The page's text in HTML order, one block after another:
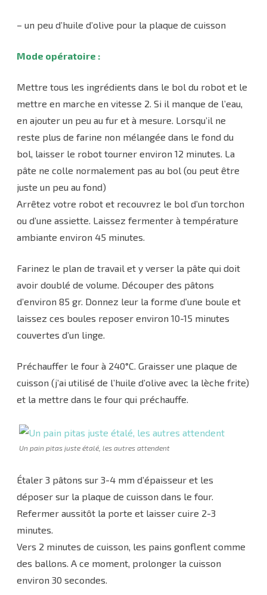
– un peu d’huile d’olive pour la plaque de cuisson
Mode opératoire :
Mettre tous les ingrédients dans le bol du robot et le
mettre en marche en vitesse 2. Si il manque de l’eau,
en ajouter un peu au fur et à mesure. Lorsqu’il ne
reste plus de farine non mélangée dans le fond du
bol, laisser le robot tourner environ 12 minutes. La
pâte ne colle normalement pas au bol (ou peut être
juste un peu au fond)
Arrêtez votre robot et recouvrez le bol d’un torchon
ou d’une assiette. Laissez fermenter à température
ambiante environ 45 minutes.
Farinez le plan de travail et y verser la pâte qui doit
avoir doublé de volume. Découper des pâtons
d’environ 85 gr. Donnez leur la forme d’une boule et
laissez ces boules reposer environ 10-15 minutes
couvertes d’un linge.
Préchauffer le four à 240°C. Graisser une plaque de
cuisson (j’ai utilisé de l’huile d’olive avec la lèche frite)
et la mettre dans le four qui préchauffe.
Un pain pitas juste étalé, les autres attendent
Étaler 3 pâtons sur 3-4 mm d’épaisseur et les
déposer sur la plaque de cuisson dans le four.
Refermer aussitôt la porte et laisser cuire 2-3
minutes.
Vers 2 minutes de cuisson, les pains gonflent comme
des ballons. A ce moment, prolonger la cuisson
environ 30 secondes.